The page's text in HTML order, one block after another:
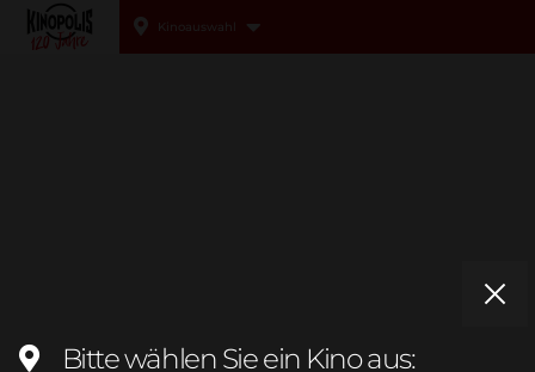
Kinoauswahl
Bitte wählen Sie ein Kino aus: